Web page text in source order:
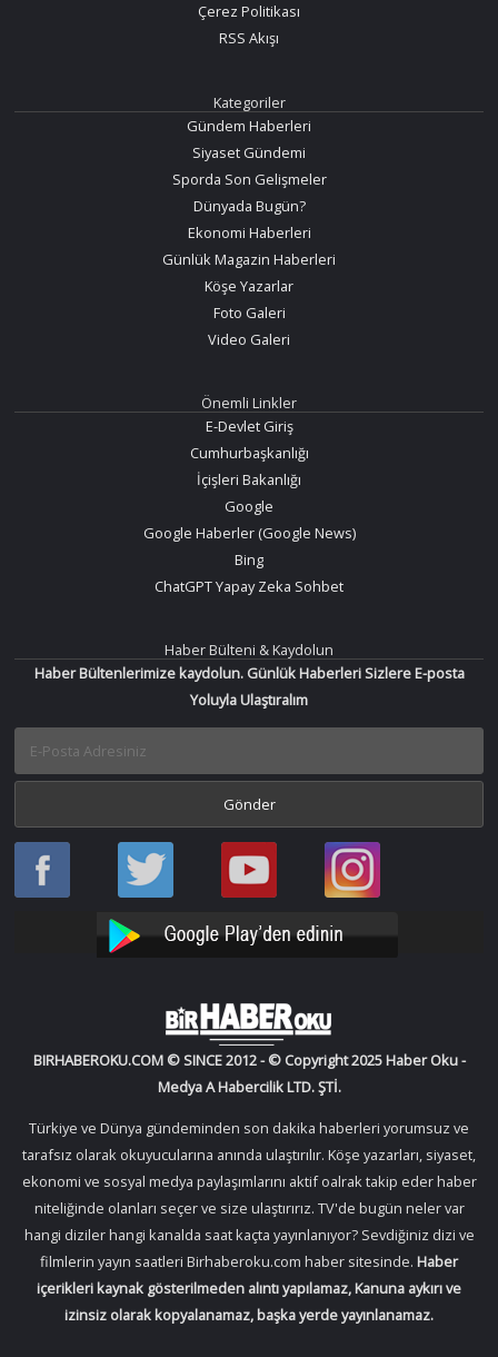
Çerez Politikası
RSS Akışı
Kategoriler
Gündem Haberleri
Siyaset Gündemi
Sporda Son Gelişmeler
Dünyada Bugün?
Ekonomi Haberleri
Günlük Magazin Haberleri
Köşe Yazarlar
Foto Galeri
Video Galeri
Önemli Linkler
E-Devlet Giriş
Cumhurbaşkanlığı
İçişleri Bakanlığı
Google
Google Haberler (Google News)
Bing
ChatGPT Yapay Zeka Sohbet
Haber Bülteni & Kaydolun
Haber Bültenlerimize kaydolun. Günlük Haberleri Sizlere E-posta
Yoluyla Ulaştıralım
Haber
Oku
Haber
Oku
Bir
Haber
YouTube
Bir
Haber
Instagram
BIRHABEROKU.COM © SINCE 2012 - © Copyright 2025 Haber Oku -
Medya A Habercilik LTD. ŞTİ.
Türkiye ve Dünya gündeminden son dakika haberleri yorumsuz ve
tarafsız olarak okuyucularına anında ulaştırılır. Köşe yazarları, siyaset,
ekonomi ve sosyal medya paylaşımlarını aktif oalrak takip eder haber
niteliğinde olanları seçer ve size ulaştırırız. TV'de bugün neler var
hangi diziler hangi kanalda saat kaçta yayınlanıyor? Sevdiğiniz dizi ve
filmlerin yayın saatleri Birhaberoku.com haber sitesinde. Haber
içerikleri kaynak gösterilmeden alıntı yapılamaz, Kanuna aykırı ve
izinsiz olarak kopyalanamaz, başka yerde yayınlanamaz.